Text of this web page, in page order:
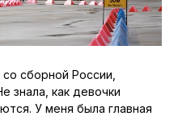
сборной России,
знала, как девочки
У меня была главная